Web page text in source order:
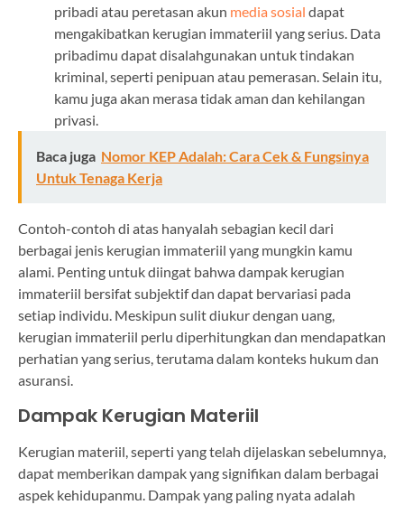
pribadi atau peretasan akun media sosial dapat
mengakibatkan kerugian immateriil yang serius. Data
pribadimu dapat disalahgunakan untuk tindakan
kriminal, seperti penipuan atau pemerasan. Selain itu,
kamu juga akan merasa tidak aman dan kehilangan
privasi.
Baca juga Nomor KEP Adalah: Cara Cek & Fungsinya
Untuk Tenaga Kerja
Contoh-contoh di atas hanyalah sebagian kecil dari
berbagai jenis kerugian immateriil yang mungkin kamu
alami. Penting untuk diingat bahwa dampak kerugian
immateriil bersifat subjektif dan dapat bervariasi pada
setiap individu. Meskipun sulit diukur dengan uang,
kerugian immateriil perlu diperhitungkan dan mendapatkan
perhatian yang serius, terutama dalam konteks hukum dan
asuransi.
Dampak Kerugian Materiil
Kerugian materiil, seperti yang telah dijelaskan sebelumnya,
dapat memberikan dampak yang signifikan dalam berbagai
aspek kehidupanmu. Dampak yang paling nyata adalah